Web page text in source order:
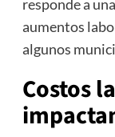
responde a
aumentos
algunos
Costos